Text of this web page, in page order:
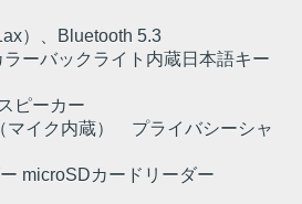
）、Bluetooth 5.3
ーバックライト内蔵日本語キー
ピーカー
マイク内蔵） プライバシーシャ
microSDカードリーダー